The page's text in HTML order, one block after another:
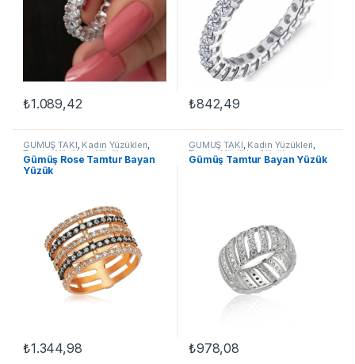
₺1.089,42
Bu ürünün birden fazla varyasyonu var. Seçenekler ürün
₺842,49
Bu ürünün birden fazla
GÜMÜŞ TAKI, Kadın Yüzükleri,
Tamtur Yüzükler, Yüzük
Gümüş Rose Tamtur Bayan
Yüzük
₺1.344,98
Bu ürünün birden fazla varyasyonu var. Seçenekler ürün
GÜMÜŞ TAKI, Kadın Yüzükleri,
Tamtur Yüzükler Yüzük
Gümüş Tamtur Bayan Yüzük
₺978,08
Bu ürünün birden fazla